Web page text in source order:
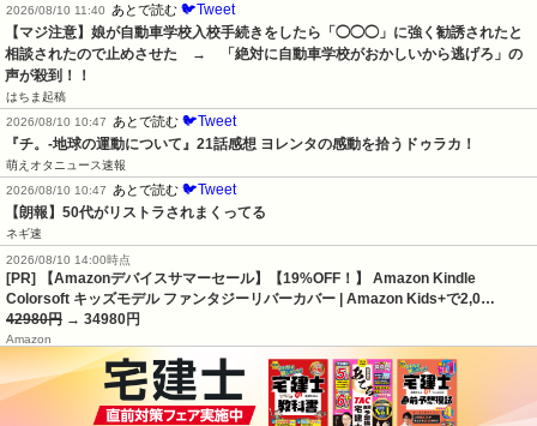
2026/08/10 11:40
あとで読む 🐦Tweet
【マジ注意】娘が自動車学校入校手続きをしたら「◯◯◯」に強く勧誘されたと
相談されたので止めさせた　→　「絶対に自動車学校がおかしいから逃げろ」の
声が殺到！！
はちま起稿
2026/08/10 10:47
あとで読む 🐦Tweet
『チ。-地球の運動について』21話感想 ヨレンタの感動を拾うドゥラカ！
萌えオタニュース速報
2026/08/10 10:47
あとで読む 🐦Tweet
【朗報】50代がリストラされまくってる
ネギ速
2026/08/10 14:00時点
[PR] 【Amazonデバイスサマーセール】【19%OFF！】 Amazon Kindle
Colorsoft キッズモデル ファンタジーリバーカバー | Amazon Kids+で2,0…
42980円 → 34980円
Amazon